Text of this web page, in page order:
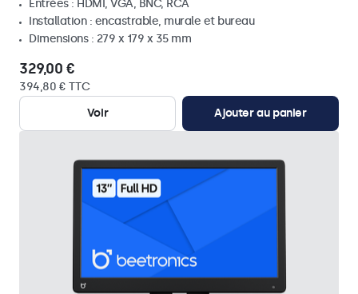
Entrées : HDMI, VGA, BNC, RCA
Installation : encastrable, murale et bureau
Dimensions : 279 x 179 x 35 mm
329,00 €
394,80 € TTC
Voir
Ajouter au panier